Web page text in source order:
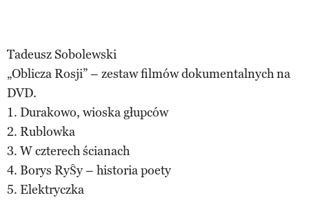
Tadeusz Sobolewski
„Oblicza Rosji” – zestaw filmów dokumentalnych na
DVD.
1. Durakowo, wioska głupców
2. Rublowka
3. W czterech ścianach
4. Borys RyŜy – historia poety
5. Elektryczka